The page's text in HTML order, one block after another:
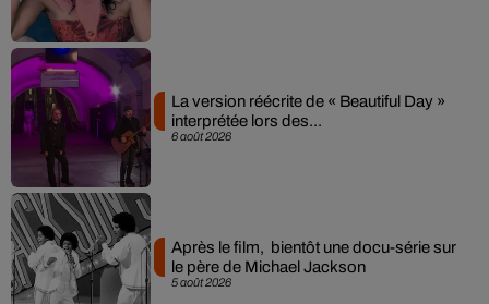
6 août 2026
La version réécrite de « Beautiful Day »
interprétée lors des...
5 août 2026
Après le film, bientôt une docu-série sur
le père de Michael Jackson